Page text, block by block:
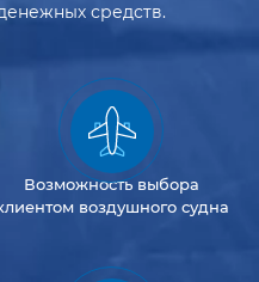
средств.
Возможность выбора
воздушного судна